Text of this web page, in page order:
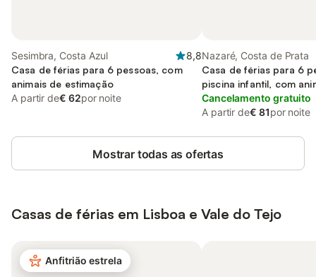
Sesimbra, Costa Azul
8,8
Casa de férias para 6 pessoas, com
animais de estimação
A partir de€ 62por noite
Nazaré, Costa de Prata
Casa de férias para 6
piscina infantil, com
estimação
Cancelamento gratuito
A partir de€ 81por noite
Mostrar todas as ofertas
Casas de férias em Lisboa e Vale do Tejo
Anfitrião estrela